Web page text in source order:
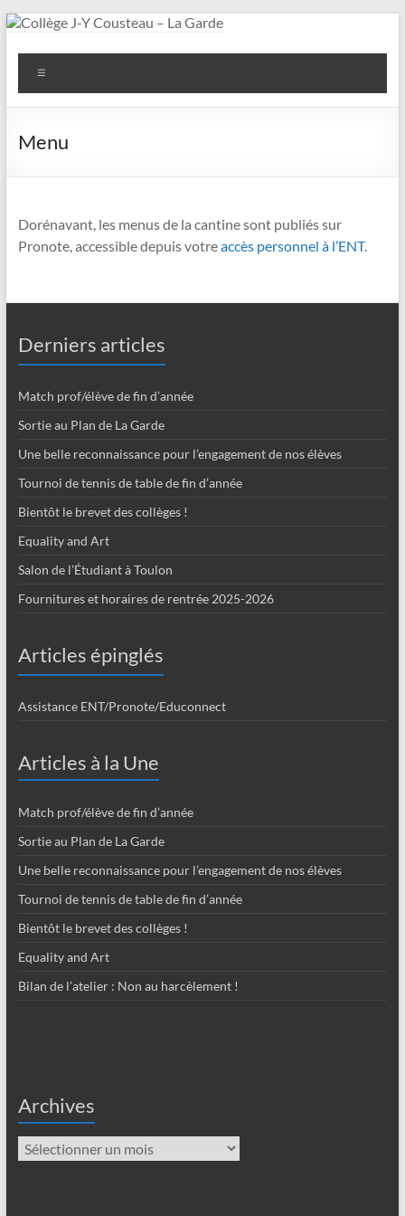
Aller
contenu
Collège
J-
Y
La
Menu
Dorénavant, les menus de la cantine sont publiés sur
Pronote, accessible depuis votreaccès personnel à l’ENT.
Derniers articles
Match prof/élève de fin d’année
Sortie au Plan de La Garde
Une belle reconnaissance pour l’engagement de nos élèves
Tournoi de tennis de table de fin d’année
Bientôt le brevet des collèges !
Equality and Art
Salon de l’Étudiant à Toulon
Fournitures et horaires de rentrée 2025-2026
Articles épinglés
Assistance ENT/Pronote/Educonnect
Articles à la Une
Match prof/élève de fin d’année
Sortie au Plan de La Garde
Une belle reconnaissance pour l’engagement de nos élèves
Tournoi de tennis de table de fin d’année
Bientôt le brevet des collèges !
Equality and Art
Bilan de l’atelier : Non au harcèlement !
Archives
Archives